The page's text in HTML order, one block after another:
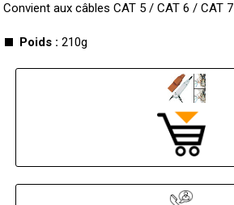
Convient aux câbles CAT 5 / CAT 6 / CAT 7
Poids : 210g